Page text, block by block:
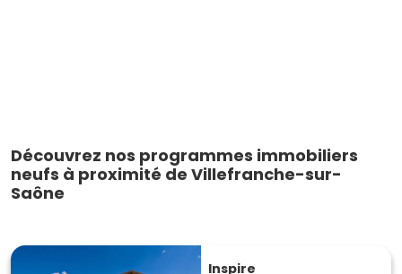
Découvrez nos programmes immobiliers
neufs à proximité de Villefranche-sur-
Saône
Inspire